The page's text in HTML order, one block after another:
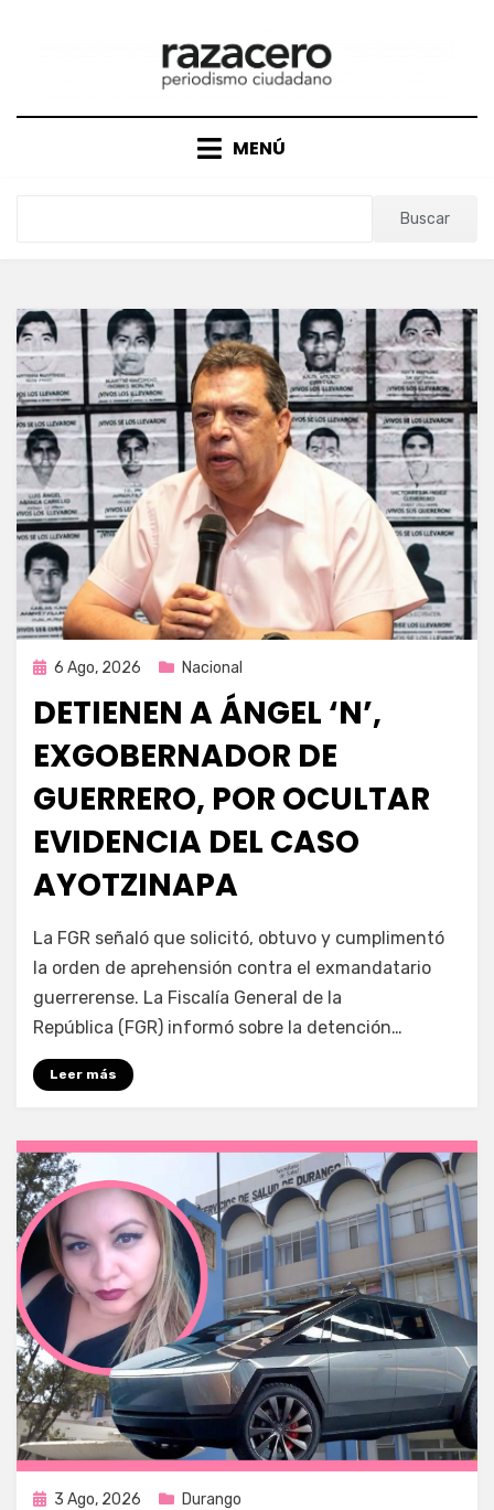
MENÚ
Buscar
Publicada
6 Ago, 2026 Nacional
DETIENEN A ÁNGEL ‘N’,
EXGOBERNADOR DE
GUERRERO, POR OCULTAR
EVIDENCIA DEL CASO
AYOTZINAPA
porFernando Miranda Servín
La FGR señaló que solicitó, obtuvo y cumplimentó
la orden de aprehensión contra el exmandatario
guerrerense. La Fiscalía General de la
República (FGR) informó sobre la detención…
Leer más
Publicada
3 Ago, 2026 Durango